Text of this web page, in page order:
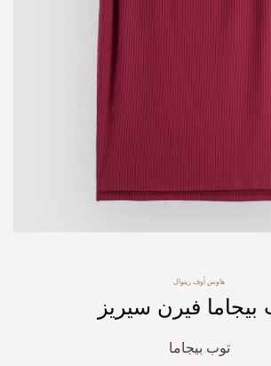
هاوس أوف ريتوال
بيجاما فيرن سيريز
توب بيجاما